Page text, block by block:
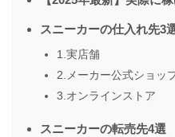
スニーカーの仕入れ先3
1.実店舗
2.メーカー公式ショッ
3.オンラインストア
スニーカーの転売先4選